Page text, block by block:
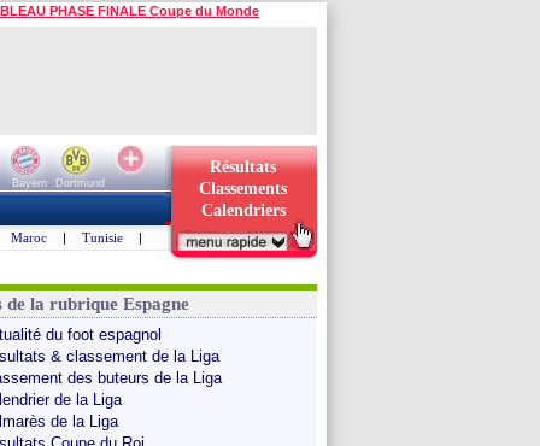
PHASE FINALE Coupe du Monde
Bayern
Dortmund
Résultats
Classements
Calendriers
Maroc | Tunisie |
de la rubrique Espagne
du foot espagnol
& classement de la Liga
des buteurs de la Liga
de la Liga
de la Liga